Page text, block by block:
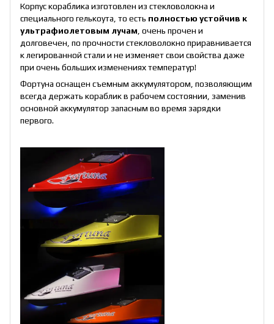
Корпус кораблика изготовлен из стекловолокна и
специального гелькоута, то есть полностью устойчив к
ультрафиолетовым лучам , очень прочен и
долговечен, по прочности стекловолокно приравнивается
к легированной стали и не изменяет свои свойства даже
при очень больших изменениях температур!
Фортуна оснащен съемным аккумулятором, позволяющим
всегда держать кораблик в рабочем состоянии, заменив
основной аккумулятор запасным во время зарядки
первого.